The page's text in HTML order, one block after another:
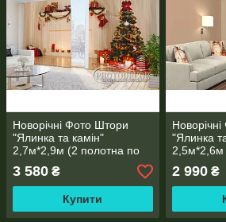
Новорічні Фото Штори
"Ялинка та камін"
2,7м*2,9м (2 полотна по
3 580 ₴
Купити
"Ялинка
2,5м*2,6м
2 990₴